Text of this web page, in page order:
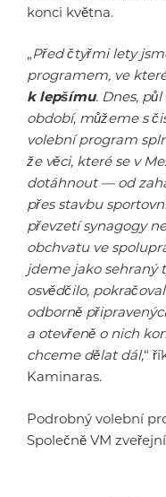
konci května.
„Před čtyřmi lety
programem, ve
k lepšímu. Dnes,
období, můžeme s
volební program
že věci, které se v
dotáhnout — od
přes stavbu
převzetí synagogy
obchvatu ve
jdeme jako sehraný
osvědčilo,
odborně
a otevřeně o nich
chceme dělat dál,“
Kaminaras.
Podrobný volební
Společně VM